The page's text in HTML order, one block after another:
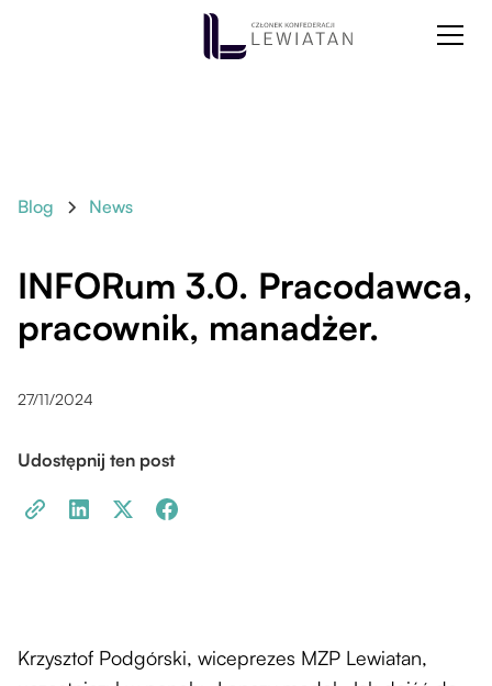
Blog News
INFORum 3.0. Pracodawca,
pracownik, manadżer.
27/11/2024
Udostępnij ten post
Krzysztof Podgórski, wiceprezes MZP Lewiatan,